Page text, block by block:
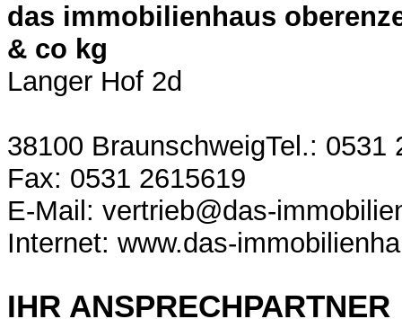
das immobilienhaus
& co kg
Langer Hof 2d
38100 BraunschweigTel.: 0531
Fax: 0531 2615619
E-Mail: vertrieb@das-
Internet: www.das-
IHR ANSPRECHPARTNER